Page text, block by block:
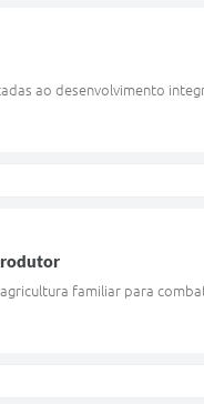
ao desenvolvimento
familiar para